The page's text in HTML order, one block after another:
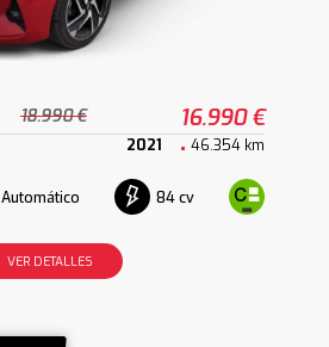
18.990 € 16.990 €
2021 46.354 km
Automático 84 cv
VER DETALLES